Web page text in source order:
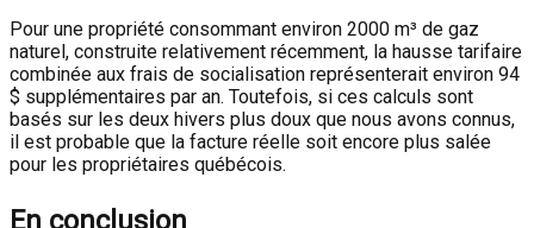
Pour une propriété consommant environ 2000 m³ de gaz
naturel, construite relativement récemment, la hausse tarifaire
combinée aux frais de socialisation représenterait environ 94
$ supplémentaires par an. Toutefois, si ces calculs sont
basés sur les deux hivers plus doux que nous avons connus,
il est probable que la facture réelle soit encore plus salée
pour les propriétaires québécois.
En conclusion